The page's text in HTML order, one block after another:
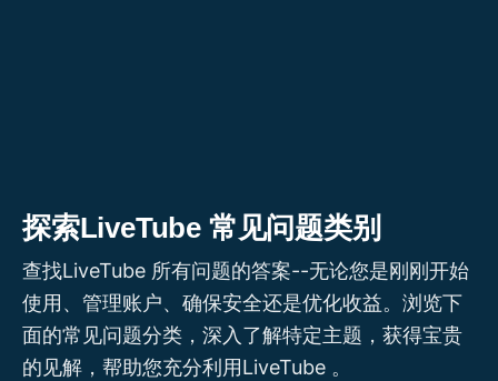
探索LiveTube 常见问题类别
查找LiveTube 所有问题的答案--无论您是刚刚开始
使用、管理账户、确保安全还是优化收益。浏览下
面的常见问题分类，深入了解特定主题，获得宝贵
的见解，帮助您充分利用LiveTube 。